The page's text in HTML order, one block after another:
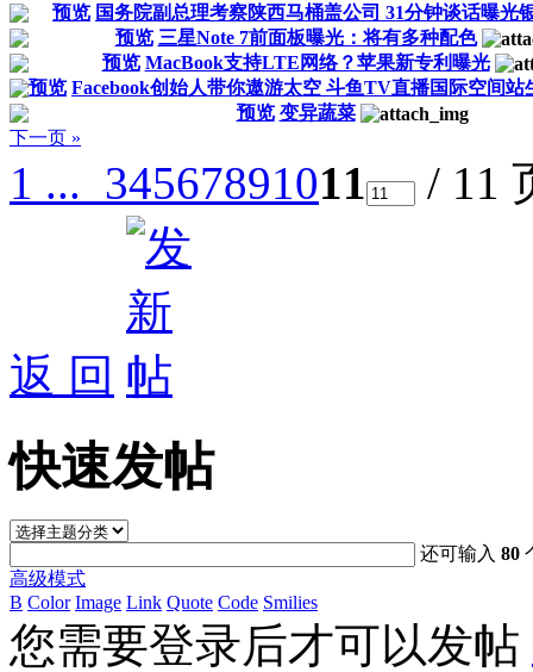
预览 国务院副总理考察陕西马桶盖公司 31分钟谈话曝光
预览 三星Note 7前面板曝光：将有多种配色
预览 MacBook支持LTE网络？苹果新专利曝光
预览 Facebook创始人带你遨游太空 斗鱼TV直播国际空间站
预览 变异蔬菜
下一页 »
1 ... 34567891011 / 11
返 回
快速发帖
还可输入80
高级模式
B Color Image Link Quote Code Smilies
您需要登录后才可以发帖